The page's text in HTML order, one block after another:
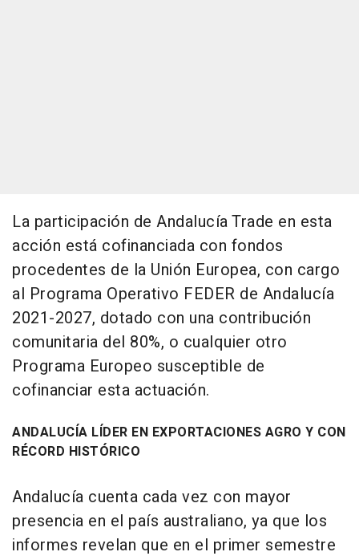
La participación de Andalucía Trade en esta
acción está cofinanciada con fondos
procedentes de la Unión Europea, con cargo
al Programa Operativo FEDER de Andalucía
2021-2027, dotado con una contribución
comunitaria del 80%, o cualquier otro
Programa Europeo susceptible de
cofinanciar esta actuación.
ANDALUCÍA LÍDER EN EXPORTACIONES AGRO Y CON
RÉCORD HISTÓRICO
Andalucía cuenta cada vez con mayor
presencia en el país australiano, ya que los
informes revelan que en el primer semestre